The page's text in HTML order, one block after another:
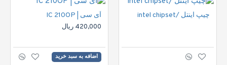
چیپ اینتل /intel chipset آی سی | IC 210OP
420,000 ریال
اضافه به سبد خرید